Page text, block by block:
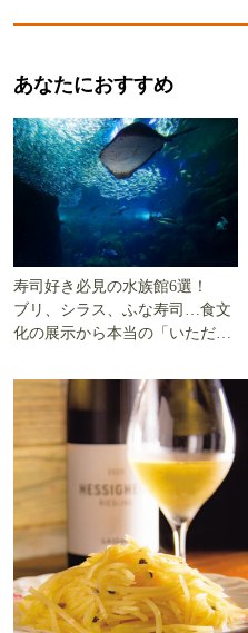
あなたにおすすめ
寿司好き必見の水族館6選！
ブリ、シラス、ふな寿司…食文
化の展示から本当の「いただき